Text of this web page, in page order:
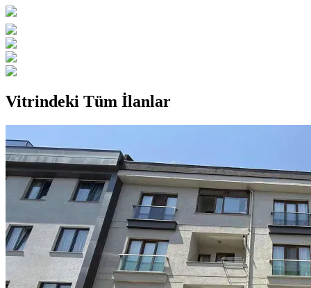
Vitrindeki Tüm İlanlar